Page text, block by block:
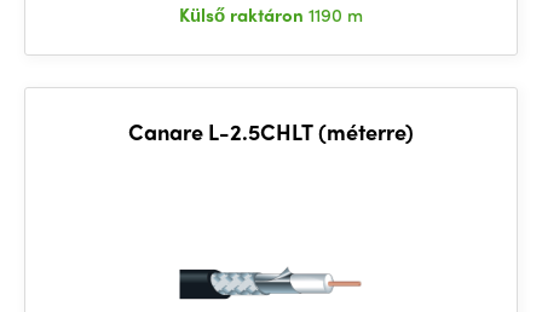
Külső raktáron 1190 m
Canare L-2.5CHLT (méterre)